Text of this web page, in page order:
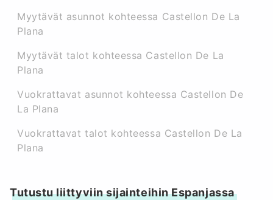
Myytävät asunnot kohteessa Castellon De La
Plana
Myytävät talot kohteessa Castellon De La
Plana
Vuokrattavat asunnot kohteessa Castellon De
La Plana
Vuokrattavat talot kohteessa Castellon De La
Plana
Tutustu liittyviin sijainteihin Espanjassa